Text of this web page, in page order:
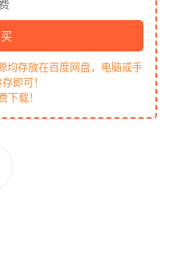
均存放在百度网盘，电脑或手
即可！
下载！